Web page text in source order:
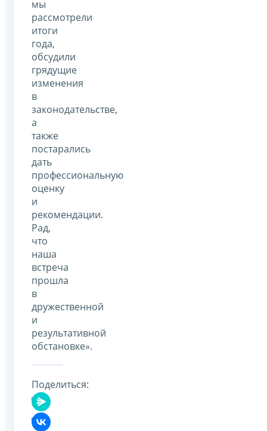
мы
рассмотрели
итоги
года,
обсудили
грядущие
изменения
в
законодательстве,
а
также
постарались
дать
профессиональную
оценку
и
рекомендации.
Рад,
что
наша
встреча
прошла
в
дружественной
и
результативной
обстановке».
Поделиться: